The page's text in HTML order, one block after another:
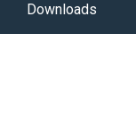
Downloads